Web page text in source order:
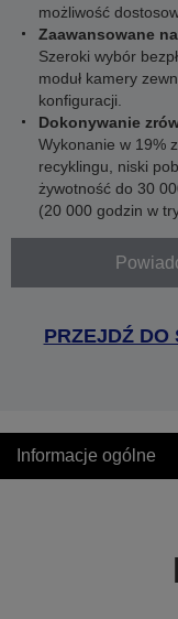
możliwość
Zaawansowane
Szeroki wybór
moduł kamery
konfiguracji.
Dokonywanie
Wykonanie w 19%
recyklingu, niski
żywotność do 30
(20 000 godzin w
PRZEJDŹ DO
Informacje ogólne